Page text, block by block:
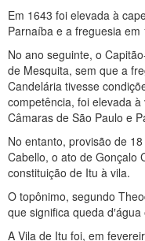
Em 1643 foi elevada à
Parnaíba e a freguesia em
No ano seguinte, o
de Mesquita, sem que a
Candelária tivesse
competência, foi elevada
Câmaras de São Paulo e
No entanto, provisão de
Cabello, o ato de Gonçalo
constituição de Itu à vila.
O topônimo, segundo
que significa queda d′água
A Vila de Itu foi, em